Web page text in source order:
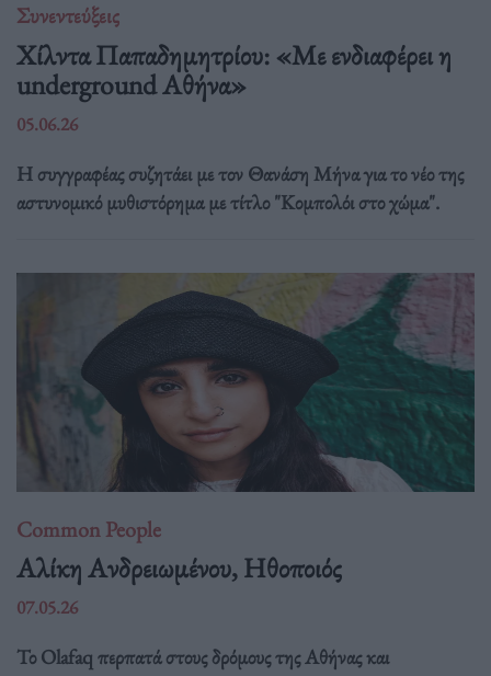
Συνεντεύξεις
Χίλντα Παπαδημητρίου: «Με ενδιαφέρει η
underground Αθήνα»
05.06.26
Η συγγραφέας συζητάει με τον Θανάση Μήνα για το νέο της
αστυνομικό μυθιστόρημα με τίτλο "Κομπολόι στο χώμα".
Common People
Αλίκη Ανδρειωμένου, Ηθοποιός
07.05.26
Το Olafaq περπατά στους δρόμους της Αθήνας και